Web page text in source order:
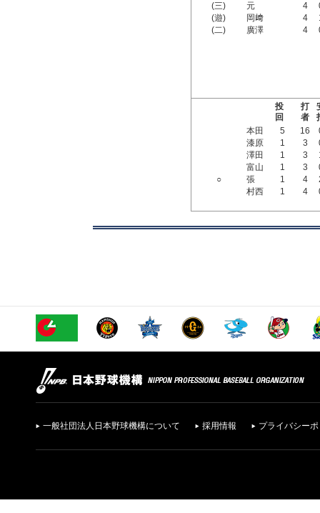
(三)
元 4
(遊)
岡﨑 4
(二)
廣澤 4
投
回
打
者
本田
5 16
漆原
1 3
澤田
1 3
富山
1 3
○
張 1 4
村西
1 4
一般社団法人日本野球機構について 採用情報 プライバシー